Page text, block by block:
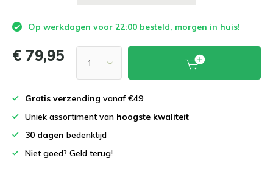
Op werkdagen voor 22:00 besteld, morgen in huis!
€ 79,95
Gratis verzending vanaf €49
Uniek assortiment van hoogste kwaliteit
30 dagen bedenktijd
Niet goed? Geld terug!